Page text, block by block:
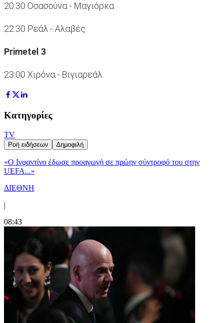
20:30 Oσασούνα - Μαγιόρκα
22:30 Ρεάλ - Αλαβές
Primetel 3
23:00 Χιρόνα - Βιγιαρεάλ
Κατηγορίες
TV
Ροή ειδήσεων Δημοφιλή
«Ο Ινφαντίνο έδωσε προαγωγή σε πρώην σύντροφό του στην
UEFA...»
ΔΙΕΘΝΗ
|
08:43